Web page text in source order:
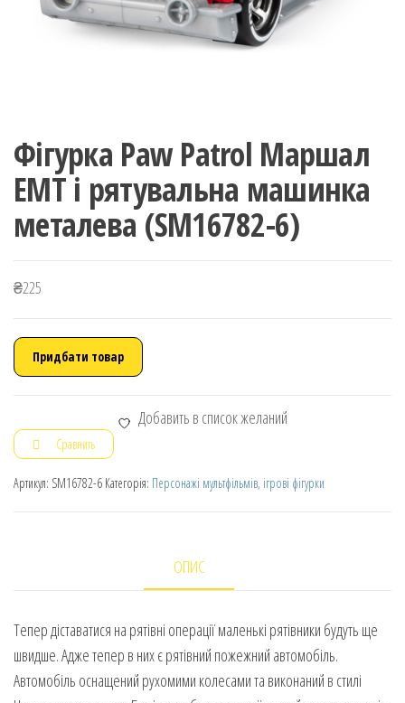
Фігурка Paw Patrol Маршал
EMT і рятувальна машинка
металева (SM16782-6)
₴225
Придбати товар
Добавить в список желаний
Сравнить
Артикул: SM16782-6 Категорія: Персонажі мультфільмів, ігрові фігурки
ОПИС
Тепер діставатися на рятівні операції маленькі рятівники будуть ще
швидше. Адже тепер в них є рятівний пожежний автомобіль.
Автомобіль оснащений рухомими колесами та виконаний в стилі